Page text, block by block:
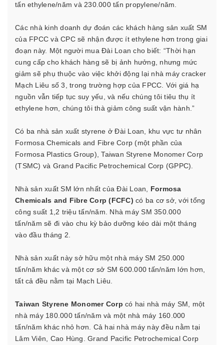
tấn ethylene/năm và 230.000 tấn propylene/năm.
Các nhà kinh doanh dự đoán các khách hàng sản xuất SM
của FPCC và CPC sẽ nhận được ít ethylene hơn trong giai
đoạn này. Một người mua Đài Loan cho biết: “Thời hạn
cung cấp cho khách hàng sẽ bị ảnh hưởng, nhưng mức
giảm sẽ phụ thuộc vào việc khởi động lại nhà máy cracker
Mạch Liêu số 3, trong trường hợp của FPCC. Với giá hạ
nguồn vẫn tiếp tục suy yếu, và nếu chúng tôi tiêu thụ ít
ethylene hơn, chúng tôi thà giảm công suất vận hành.”
Có ba nhà sản xuất styrene ở Đài Loan, khu vực tư nhân
Formosa Chemicals and Fibre Corp (một phần của
Formosa Plastics Group), Taiwan Styrene Monomer Corp
(TSMC) và Grand Pacific Petrochemical Corp (GPPC).
Nhà sản xuất SM lớn nhất của Đài Loan, Formosa
Chemicals and Fibre Corp (FCFC) có ba cơ sở, với tổng
công suất 1,2 triệu tấn/năm. Nhà máy SM 350.000
tấn/năm sẽ đi vào chu kỳ bảo dưỡng kéo dài một tháng
vào đầu tháng 2.
Nhà sản xuất này sở hữu một nhà máy SM 250.000
tấn/năm khác và một cơ sở SM 600.000 tấn/năm lớn hơn,
tất cả đều nằm tại Mạch Liêu.
Taiwan Styrene Monomer Corp có hai nhà máy SM, một
nhà máy 180.000 tấn/năm và một nhà máy 160.000
tấn/năm khác nhỏ hơn. Cả hai nhà máy này đều nằm tại
Lâm Viên, Cao Hùng. Grand Pacific Petrochemical Corp